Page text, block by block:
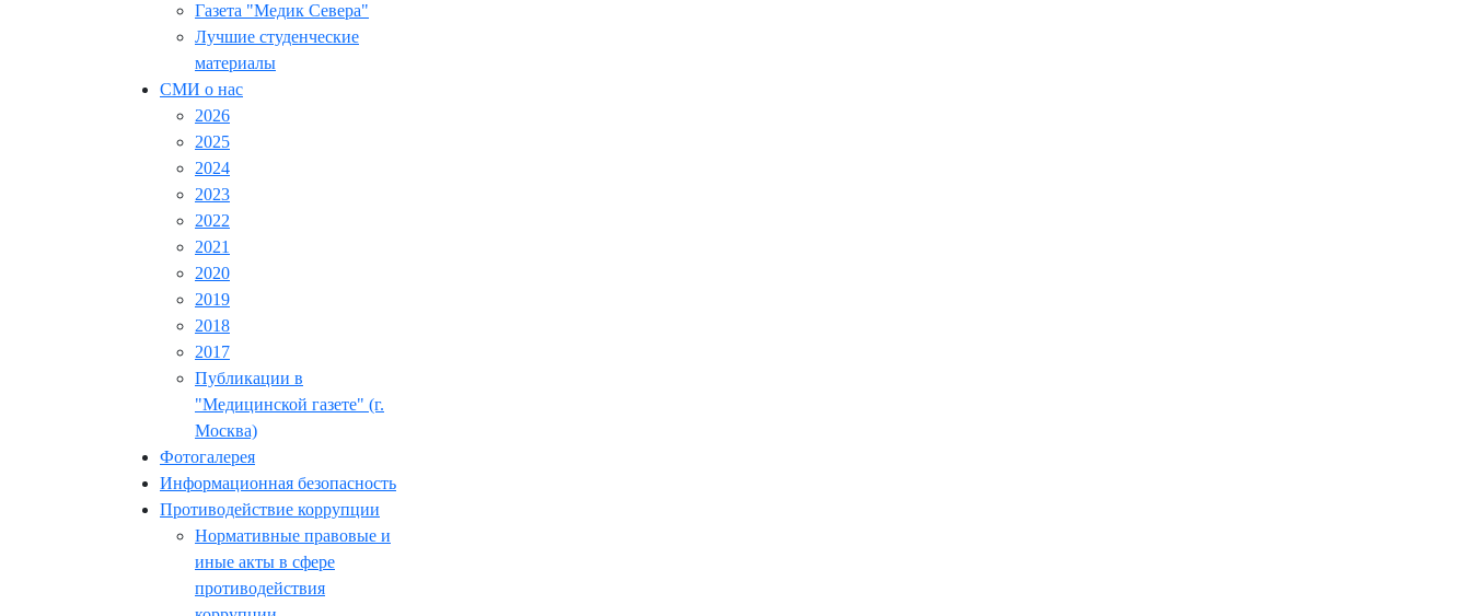
Газета "Медик Севера"
Лучшие студенческие
материалы
СМИ о нас
2026
2025
2024
2023
2022
2021
2020
2019
2018
2017
Публикации в
"Медицинской газете" (г.
Москва)
Фотогалерея
Информационная безопасность
Противодействие коррупции
Нормативные правовые и
иные акты в сфере
противодействия